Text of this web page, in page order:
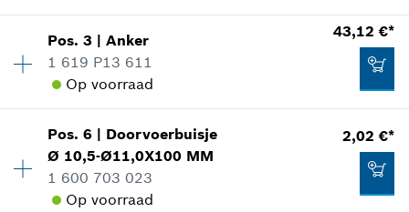
Prijsgroep:32
reserveonderdelen informatie
Pos.3 |Anker
1 619 P13 611
Op voorraad
43,12 €*
Beschikbaarheid 1
Prijsgroep:36
reserveonderdelen informatie
Toepassingsinstructie
Pos.6 | Doorvoerbuisje
Ø 10,5-Ø11,0X100 MM
1 600 703 023
Op voorraad
2,02 €*